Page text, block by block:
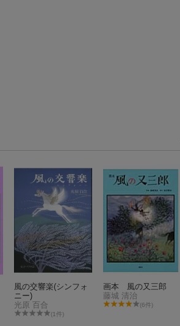
風の交響楽(シンフォ
ニー)
光原 百合
(1件)
画本 風の又三郎
藤城 清治
(6件)